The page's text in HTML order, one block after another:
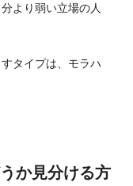
より弱い立場の人
タイプは、モラハ
か見分ける方